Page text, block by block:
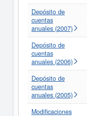
Depósito de
cuentas
anuales (2007)
Depósito de
cuentas
anuales (2006)
Depósito de
cuentas
anuales (2005)
Modificaciones